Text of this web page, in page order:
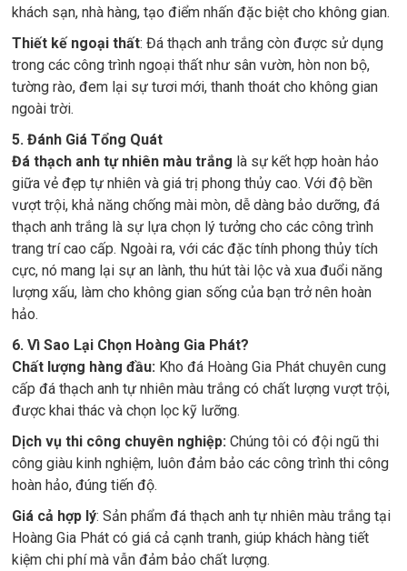
khách sạn, nhà hàng, tạo điểm nhấn đặc biệt cho không gian.
Thiết kế ngoại thất: Đá thạch anh trắng còn được sử dụng
trong các công trình ngoại thất như sân vườn, hòn non bộ,
tường rào, đem lại sự tươi mới, thanh thoát cho không gian
ngoài trời.
5. Đánh Giá Tổng Quát
Đá thạch anh tự nhiên màu trắng là sự kết hợp hoàn hảo
giữa vẻ đẹp tự nhiên và giá trị phong thủy cao. Với độ bền
vượt trội, khả năng chống mài mòn, dễ dàng bảo dưỡng, đá
thạch anh trắng là sự lựa chọn lý tưởng cho các công trình
trang trí cao cấp. Ngoài ra, với các đặc tính phong thủy tích
cực, nó mang lại sự an lành, thu hút tài lộc và xua đuổi năng
lượng xấu, làm cho không gian sống của bạn trở nên hoàn
hảo.
6. Vì Sao Lại Chọn Hoàng Gia Phát?
Chất lượng hàng đầu: Kho đá Hoàng Gia Phát chuyên cung
cấp đá thạch anh tự nhiên màu trắng có chất lượng vượt trội,
được khai thác và chọn lọc kỹ lưỡng.
Dịch vụ thi công chuyên nghiệp: Chúng tôi có đội ngũ thi
công giàu kinh nghiệm, luôn đảm bảo các công trình thi công
hoàn hảo, đúng tiến độ.
Giá cả hợp lý: Sản phẩm đá thạch anh tự nhiên màu trắng tại
Hoàng Gia Phát có giá cả cạnh tranh, giúp khách hàng tiết
kiệm chi phí mà vẫn đảm bảo chất lượng.